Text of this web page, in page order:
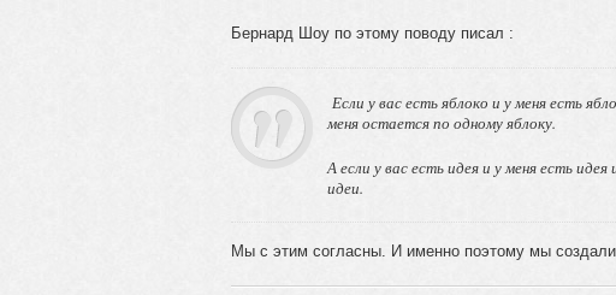
Бернард Шоу по этому поводу писал :
Если у вас есть яблоко и у меня есть
меня остается по одному яблоку.
А если у вас есть идея и у меня есть
идеи.
Мы с этим согласны. И именно поэтому мы создали